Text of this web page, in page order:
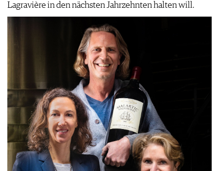
FAQ
Lagravière in den nächsten Jahrzehnten halten will.